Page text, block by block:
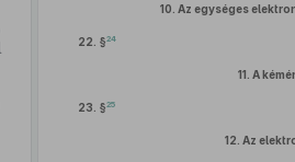
10. Az egységes
22. §24
11. A
23. §25
12. Az